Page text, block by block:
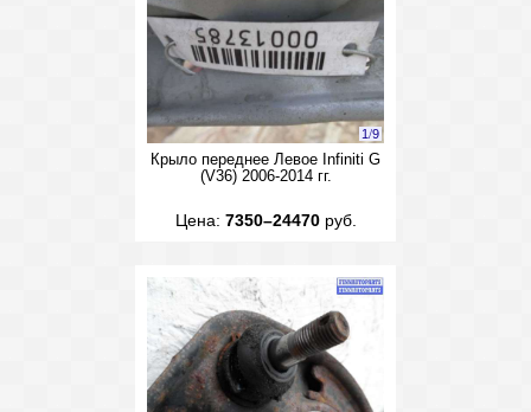
1/9
Крыло переднее Левое Infiniti G
(V36) 2006-2014 гг.
Цена: 7350–24470руб.